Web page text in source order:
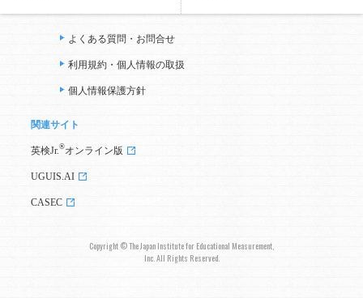
よくある質問・お問合せ
利用規約・個人情報の取扱
個人情報保護方針
関連サイト
英検Jr. ®オンライン版
UGUIS.AI
CASEC
Copyright © The Japan Institute for Educational Measurement,
Inc. All Rights Reserved.